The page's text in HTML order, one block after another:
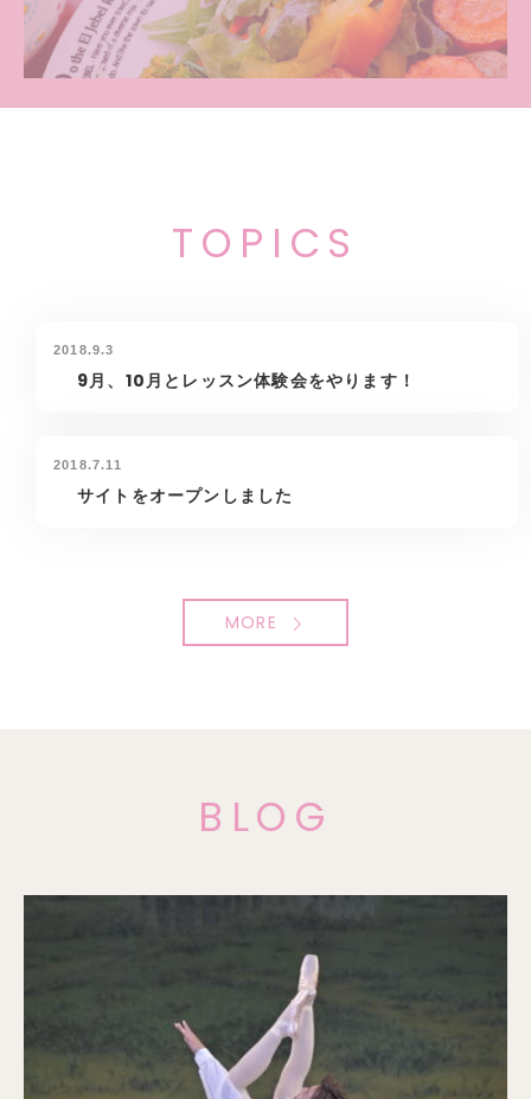
TOPICS
MORE
2018.9.3
9月、10月とレッスン体験会をやります！
2018.7.11
サイトをオープンしました
BLOG